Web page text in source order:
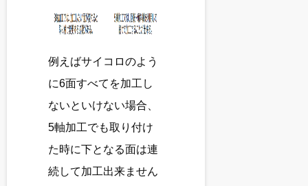
例えばサイコロのよう
に6面すべてを加工し
ないといけない場合、
5軸加工でも取り付け
た時に下となる面は連
続して加工出来ません